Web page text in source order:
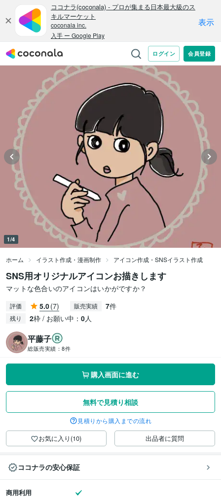
1/4
ホーム イラスト作成・漫画制作 アイコン作成・SNSイラスト作成
SNS用オリジナルアイコンお描きします
マットな色合いのアイコンはいかがですか？
評価 5.0(7) 販売実績 7件
残り 2枠 / お願い中： 0人
平藤子
総販売実績： 8件
購入画面に進む
無料で見積り相談
見積りから購入までの流れ
お気に入り(10) 出品者に質問
ココナラの安心保証
商用利用